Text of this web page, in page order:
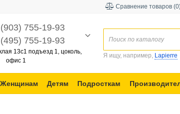
Сравнение товаров
755-19-93
755-19-93
13с1 подъезд 1, цоколь,
офис 1
Я ищу, например, Lapierre
Женщинам Детям Подросткам